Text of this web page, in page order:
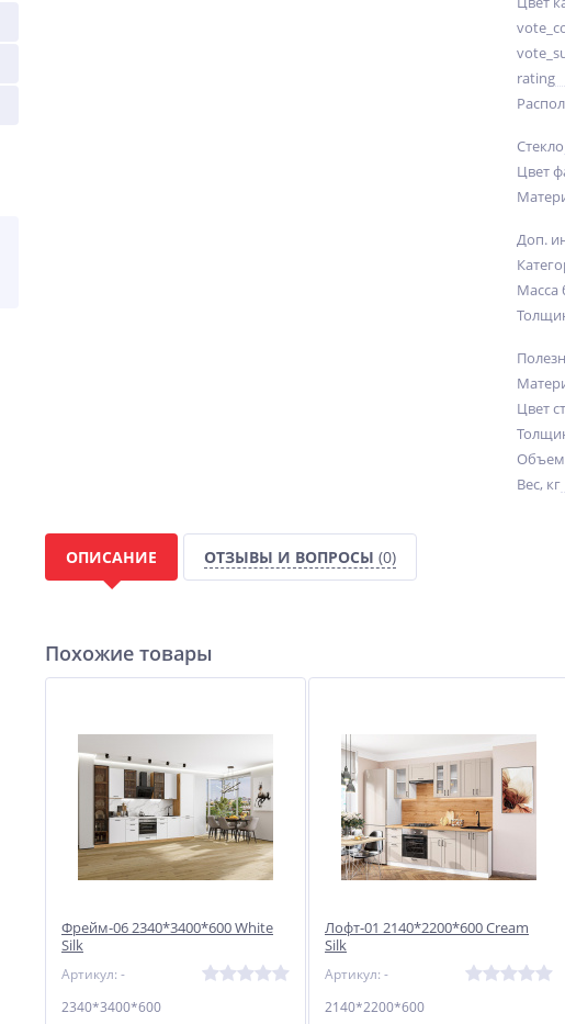
rating
Стекло
Цвет
Доп.
Масса
Цвет
Вес, кг
ОПИСАНИЕ ОТЗЫВЫ И ВОПРОСЫ (0)
Похожие товары
Фрейм-06 2340*3400*600 White
Silk
Артикул: -
2340*3400*600
Лофт-01 2140*2200*600 Cream
Silk
Артикул: -
2140*2200*600